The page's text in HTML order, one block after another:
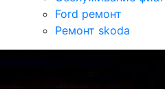
Ford ремонт
Ремонт skoda